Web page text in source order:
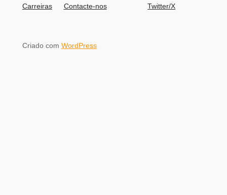
Carreiras
Contacte-nos
Twitter/X
Criado com WordPress